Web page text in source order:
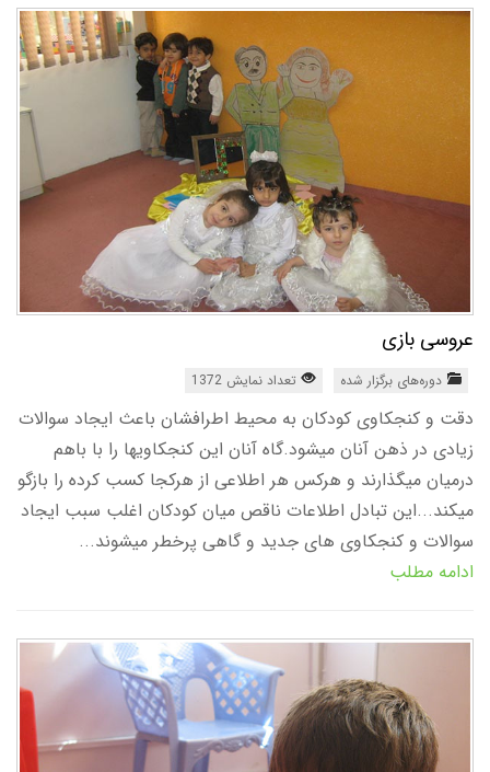
عروسی بازی
دوره‌های برگزار شده تعداد نمایش 1372
دقت و کنجکاوی کودکان به محیط اطرافشان باعث ایجاد سوالات
زیادی در ذهن آنان میشود.گاه آنان این کنجکاویها را با باهم
درمیان میگذارند و هرکس هر اطلاعی از هرکجا کسب کرده را بازگو
میکند...این تبادل اطلاعات ناقص میان کودکان اغلب سبب ایجاد
سوالات و کنجکاوی های جدید و گاهی پرخطر میشوند...
ادامه مطلب